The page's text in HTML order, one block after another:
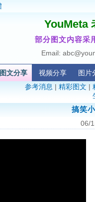
YouMeta
部分图文内容采
Email:
图文分享 视频分享 图片
参考消息 | 精彩图文 |
搞笑
06/